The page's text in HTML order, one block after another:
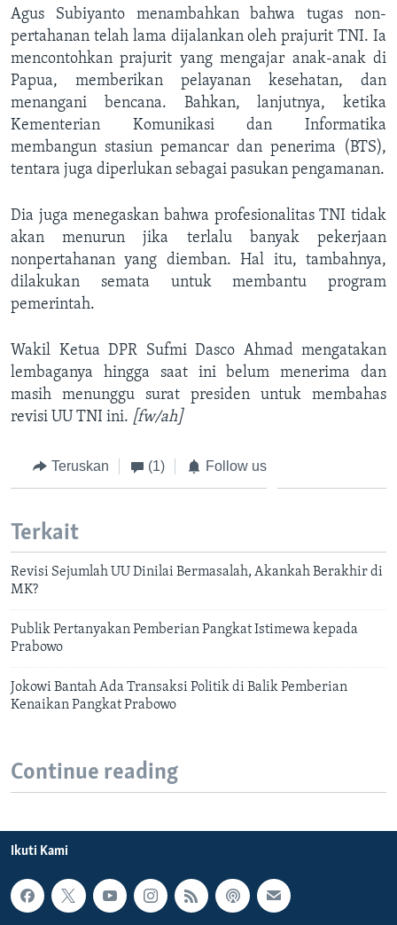
Agus Subiyanto menambahkan bahwa tugas non-
pertahanan telah lama dijalankan oleh prajurit TNI. Ia
mencontohkan prajurit yang mengajar anak-anak di
Papua, memberikan pelayanan kesehatan, dan
menangani bencana. Bahkan, lanjutnya, ketika
Kementerian Komunikasi dan Informatika
membangun stasiun pemancar dan penerima (BTS),
tentara juga diperlukan sebagai pasukan pengamanan.
Dia juga menegaskan bahwa profesionalitas TNI tidak
akan menurun jika terlalu banyak pekerjaan
nonpertahanan yang diemban. Hal itu, tambahnya,
dilakukan semata untuk membantu program
pemerintah.
Wakil Ketua DPR Sufmi Dasco Ahmad mengatakan
lembaganya hingga saat ini belum menerima dan
masih menunggu surat presiden untuk membahas
revisi UU TNI ini. [fw/ah]
Teruskan (1) Follow us
Terkait
Revisi Sejumlah UU Dinilai Bermasalah, Akankah Berakhir di
MK?
Publik Pertanyakan Pemberian Pangkat Istimewa kepada
Prabowo
Jokowi Bantah Ada Transaksi Politik di Balik Pemberian
Kenaikan Pangkat Prabowo
Continue reading
Ikuti Kami